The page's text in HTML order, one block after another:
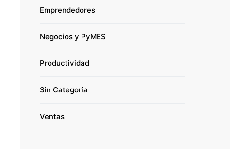
Emprendedores
Negocios y PyMES
Productividad
Sin Categoría
Ventas